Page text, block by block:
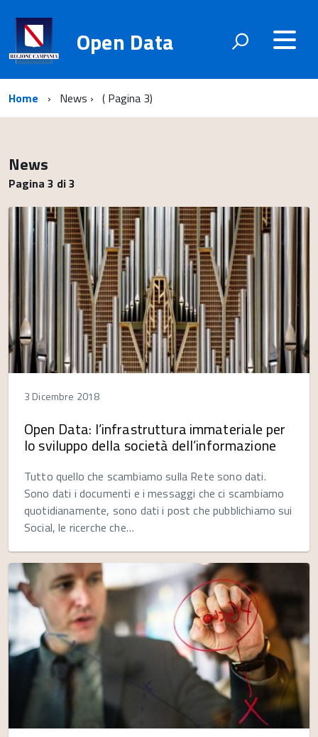
Open Data
Home News ( Pagina 3)
News
Pagina 3 di 3
3 Dicembre 2018
Open Data: l’infrastruttura immateriale per
lo sviluppo della società dell’informazione
Tutto quello che scambiamo sulla Rete sono dati.
Sono dati i documenti e i messaggi che ci scambiamo
quotidianamente, sono dati i post che pubblichiamo sui
Social, le ricerche che…